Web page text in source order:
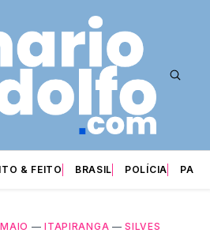
& FEITO BRASIL POLÍCIA
MAIO —ITAPIRANGA —SILVES